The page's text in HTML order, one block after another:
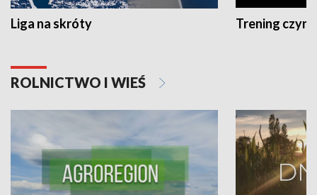
Liga na skróty Trening czyni
ROLNICTWO I WIEŚ